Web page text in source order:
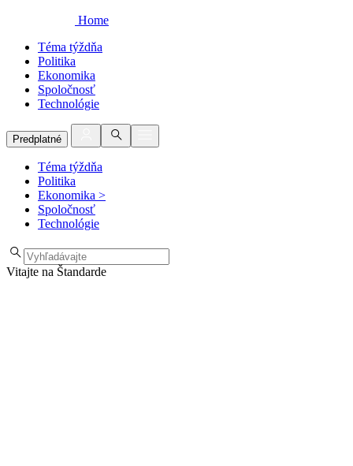
Home
Téma týždňa
Politika
Ekonomika
Spoločnosť
Technológie
Predplatné
Téma týždňa
Politika
Ekonomika >
Spoločnosť
Technológie
Vitajte na Štandarde